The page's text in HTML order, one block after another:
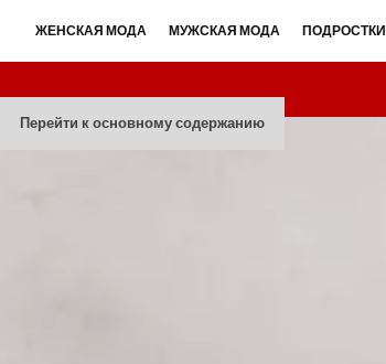
Перейти к основному содержанию
ЖЕНСКАЯ МОДА МУЖСКАЯ МОДА ПОДРОСТКИ